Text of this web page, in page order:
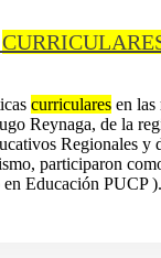
curriculares en las
Reynaga, de la
Regionales
participaron
Educación PUCP